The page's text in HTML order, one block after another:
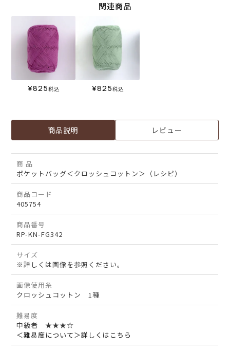
関連商品
¥825税込 ¥825税込
商品説明 レビュー
商 品
ポケットバッグ＜クロッシュコットン＞（レシピ）
商品コード
405754
商品番号
RP-KN-FG342
サイズ
※詳しくは画像を参照ください。
画像使用糸
クロッシュコットン 1種
難易度
中級者 ★★★☆
＜難易度について＞詳しくはこちら